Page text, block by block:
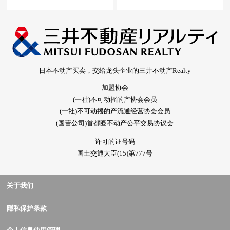
日本不动产买卖，交给龙头企业的三井不动产Realty
加盟协会
(一社)不可动摇的产协会会员
(一社)不可动摇的产流通经营协会会员
(国营公司)首都圈不动产公平交易协议会
许可的证号码
国土交通大臣(15)第777号
关于我们
隱私保护条款